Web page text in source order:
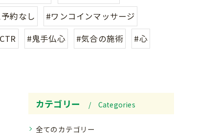
約なし
#ワンコインマッサージ
#鬼手仏心 #気合の施術 #心
カテゴリー Categories
全てのカテゴリー